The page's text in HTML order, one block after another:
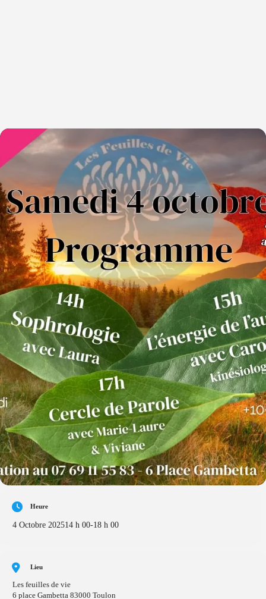
Heure
4 Octobre 202514 h 00-18 h 00
Lieu
Les feuilles de vie
6 place Gambetta 83000 Toulon